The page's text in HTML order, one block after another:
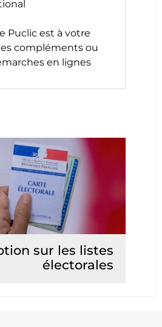
Puclic est à votre
compléments ou
en lignes
sur les listes
électorales